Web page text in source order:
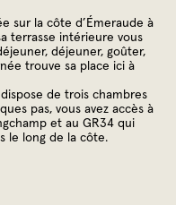
sur la côte d’Émeraude à
terrasse intérieure vous
déjeuner, goûter,
trouve sa place ici à
de trois chambres
pas, vous avez accès à
et au GR34 qui
le long de la côte.